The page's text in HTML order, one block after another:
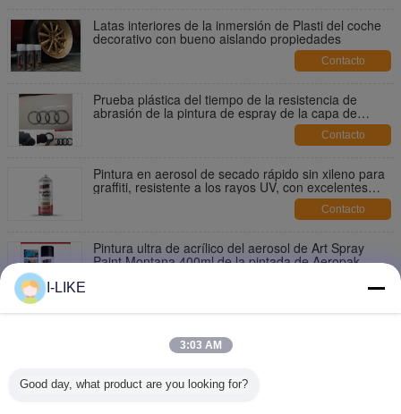
Latas interiores de la inmersión de Plasti del coche
decorativo con bueno aislando propiedades
Contacto
Prueba plástica del tiempo de la resistencia de
abrasión de la pintura de espray de la capa de
Contacto
Pintura en aerosol de secado rápido sin xileno para
graffiti, resistente a los rayos UV, con excelentes
Contacto
Pintura ultra de acrílico del aerosol de Art Spray
Paint Montana 400ml de la pintada de Aeropak
Spray Paint Multi Color opcional
Certificado de Luster High Coverage MSDS de la
I-LIKE
3:03 AM
Good day, what product are you looking for?